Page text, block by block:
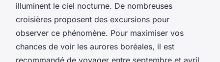
illuminent le ciel nocturne. De nombreuses
croisières proposent des excursions pour
observer ce phénomène. Pour maximiser vos
chances de voir les aurores boréales, il est
recommandé de voyager entre septembre et avril,